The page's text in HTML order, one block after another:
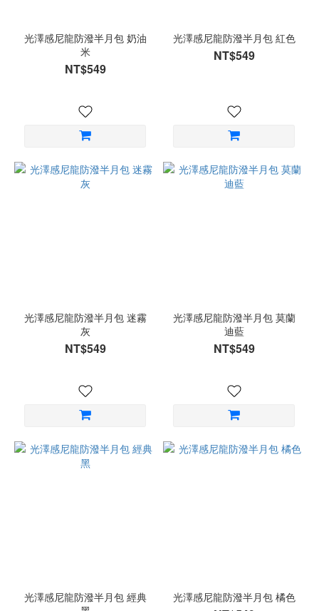
光澤感尼龍防潑半月包 奶油
米
NT$549
光澤感尼龍防潑半月包 紅色
NT$549
光澤感尼龍防潑半月包 迷霧
灰
NT$549
光澤感尼龍防潑半月包 莫蘭
迪藍
NT$549
光澤感尼龍防潑半月包 經典
光澤感尼龍防潑半月包 橘色